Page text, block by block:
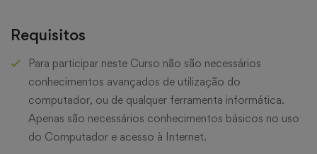
Requisitos
Para participar neste Curso não são necessários
conhecimentos avançados de utilização do
computador, ou de qualquer ferramenta informática.
Apenas são necessários conhecimentos básicos no uso
do Computador e acesso à Internet.